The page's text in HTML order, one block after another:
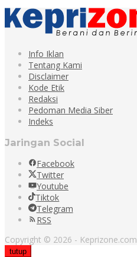
Info Iklan
Tentang Kami
Disclaimer
Kode Etik
Redaksi
Pedoman Media Siber
Indeks
Jaringan Social
Facebook
Twitter
Youtube
Tiktok
Telegram
RSS
Copyright © 2026 - Keprizone.com
tutup